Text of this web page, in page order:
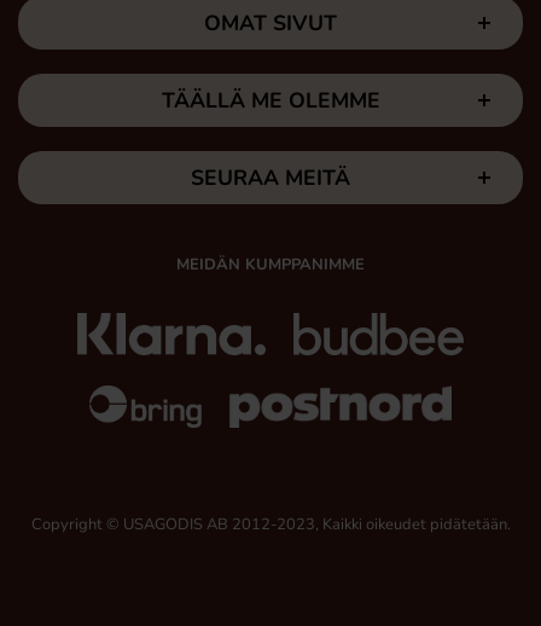
OMAT SIVUT
TÄÄLLÄ ME OLEMME
SEURAA MEITÄ
MEIDÄN KUMPPANIMME
Copyright © USAGODIS AB 2012-2023, Kaikki oikeudet pidätetään.